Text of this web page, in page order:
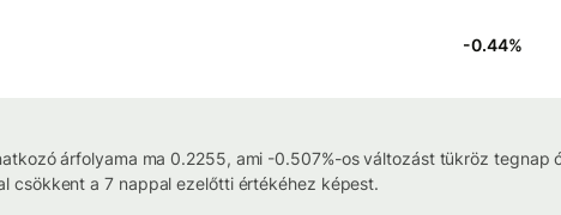
-0.44%
árfolyama ma 0.2255, ami -0.507%-os változást tükröz tegnap
csökkent a 7 nappal ezelőtti értékéhez képest.